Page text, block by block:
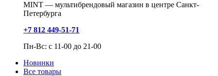
MINT — мультибрендовый магазин в центре Санкт-
Петербурга
+7 812 449-51-71
Пн-Вс: с 11-00 до 21-00
Новинки
Все товары